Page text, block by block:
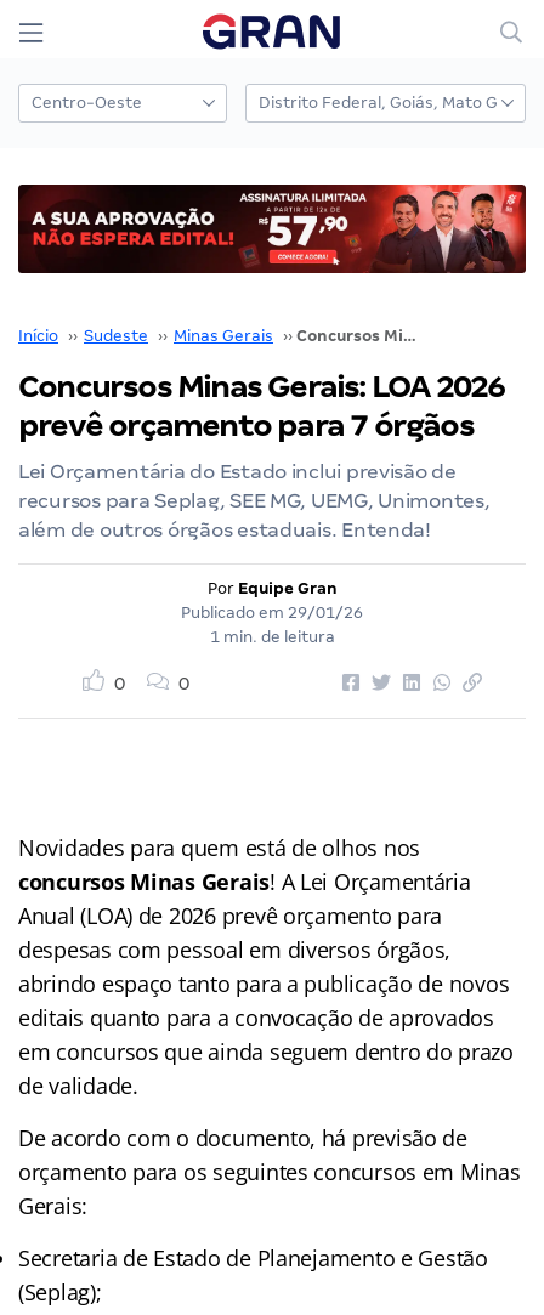
Início ›› Sudeste ›› Minas Gerais ›› Concursos Minas Gerais: LOA 2026 prevê orçamento para 7 órgãos
Concursos Minas Gerais: LOA 2026
prevê orçamento para 7 órgãos
Lei Orçamentária do Estado inclui previsão de
recursos para Seplag, SEE MG, UEMG, Unimontes,
além de outros órgãos estaduais. Entenda!
Por Equipe Gran
Publicado em 29/01/26
1 min. de leitura
0 0
Novidades para quem está de olhos nos
concursos Minas Gerais! A Lei Orçamentária
Anual (LOA) de 2026 prevê orçamento para
despesas com pessoal em diversos órgãos,
abrindo espaço tanto para a publicação de novos
editais quanto para a convocação de aprovados
em concursos que ainda seguem dentro do prazo
de validade.
De acordo com o documento, há previsão de
orçamento para os seguintes concursos em Minas
Gerais:
Secretaria de Estado de Planejamento e Gestão
(Seplag);